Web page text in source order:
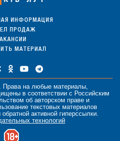
ИНФОРМАЦИЯ
ПРОДАЖ
МАТЕРИАЛ
на любые материалы
в соответствии с Российским
об авторском праве и
текстовых материалов
активной гиперссылки.
технологий